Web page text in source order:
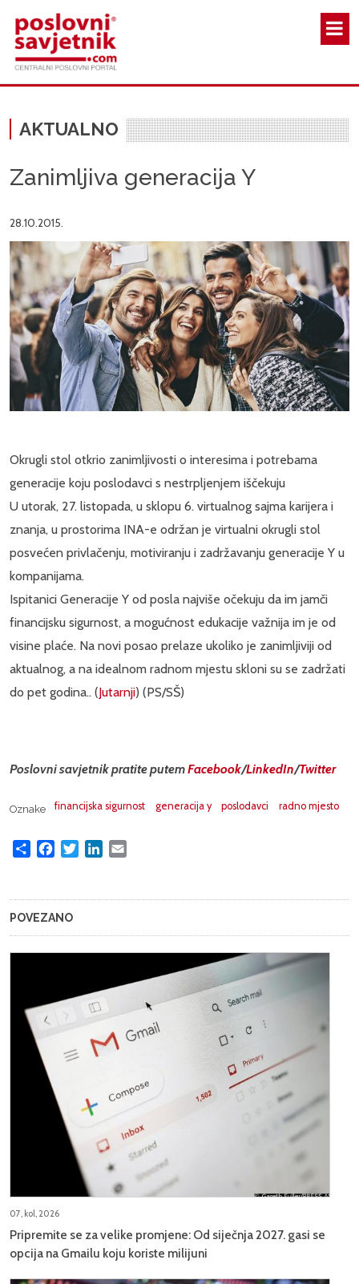
AKTUALNO
Zanimljiva generacija Y
28.10.2015.
Okrugli stol otkrio zanimljivosti o interesima i potrebama
generacije koju poslodavci s nestrpljenjem iščekuju
U utorak, 27. listopada, u sklopu 6. virtualnog sajma karijera i
znanja, u prostorima INA-e održan je virtualni okrugli stol
posvećen privlačenju, motiviranju i zadržavanju generacije Y u
kompanijama.
Ispitanici Generacije Y od posla najviše očekuju da im jamči
financijsku sigurnost, a mogućnost edukacije važnija im je od
visine plaće. Na novi posao prelaze ukoliko je zanimljiviji od
aktualnog, a na idealnom radnom mjestu skloni su se zadržati
do pet godina.. (Jutarnji) (PS/SŠ)
Poslovni savjetnik pratite putemFacebook/LinkedIn/Twitter
Oznake financijska sigurnost generacija y poslodavci radno mjesto
Share FacebookTwitterLinkedIn
POVEZANO
07, kol, 2026
Pripremite se za velike promjene: Od siječnja 2027. gasi se
opcija na Gmailu koju koriste milijuni